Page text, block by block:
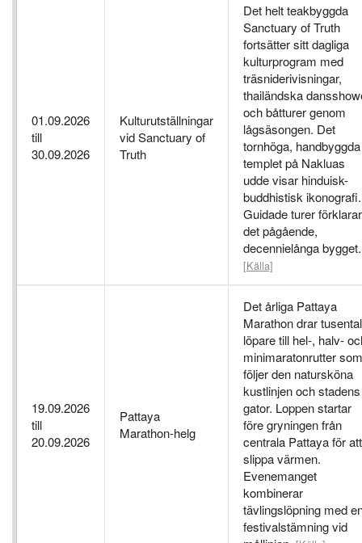
01.09.2026
till
30.09.2026
Kulturutställningar
vid Sanctuary of
Truth
Det helt teakbyggda
Sanctuary of Truth
fortsätter sitt dagliga
kulturprogram med
träsniderivisningar,
thailändska
och båtturer genom
lågsäsongen. Det
tornhöga, handbyggda
templet på Nakluas
udde visar hinduisk-
buddhistisk ikonografi.
Guidade turer förklarar
det pågående,
decennielånga bygget.
[Källa]
19.09.2026
till
20.09.2026
Pattaya
Marathon-helg
Det årliga Pattaya
Marathon drar
löpare till hel-, halv-
minimaratonrutter som
följer den natursköna
kustlinjen och stadens
gator. Loppen startar
före gryningen från
centrala Pattaya för att
slippa värmen.
Evenemanget
kombinerar
tävlingslöpning med
festivalstämning vid